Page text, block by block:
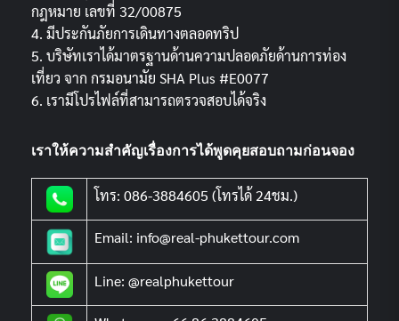
กฎหมาย เลขที่ 32/00875
4. มีประกันภัยการเดินทางตลอดทริป
5. บริษัทเราได้มาตรฐานด้านความปลอดภัยด้านการท่อง
เที่ยว จาก กรมอนามัย SHA Plus #E0077
6. เรามีโปรไฟล์ที่สามารถตรวจสอบได้จริง
เราให้ความสำคัญเรื่องการได้พูดคุยสอบถามก่อนจอง
โทร: 086-3884605 (โทรได้ 24ชม.)
Email: info@real-phukettour.com
Line: @realphukettour